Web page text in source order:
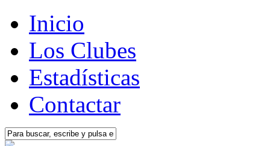
Inicio
Los Clubes
Estadísticas
Contactar